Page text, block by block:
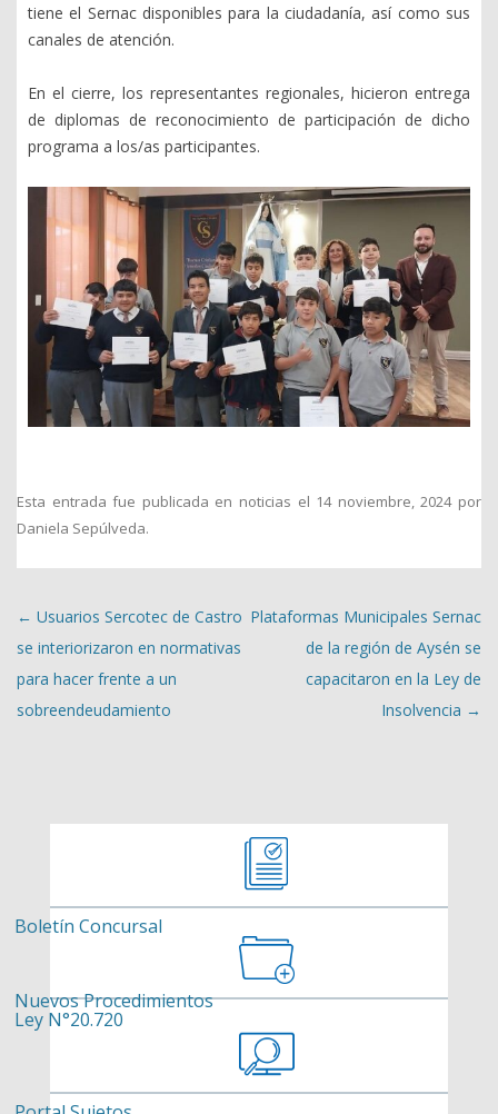
tiene el Sernac disponibles para la ciudadanía, así como sus
canales de atención.
En el cierre, los representantes regionales, hicieron entrega
de diplomas de reconocimiento de participación de dicho
programa a los/as participantes.
Esta entrada fue publicada en noticias el 14 noviembre, 2024por
Daniela Sepúlveda.
Navegación de entradas
← Usuarios Sercotec de Castro
se interiorizaron en normativas
para hacer frente a un
sobreendeudamiento
Plataformas Municipales Sernac
de la región de Aysén se
capacitaron en la Ley de
Insolvencia →
Boletín Concursal
Nuevos Procedimientos
Ley N°20.720